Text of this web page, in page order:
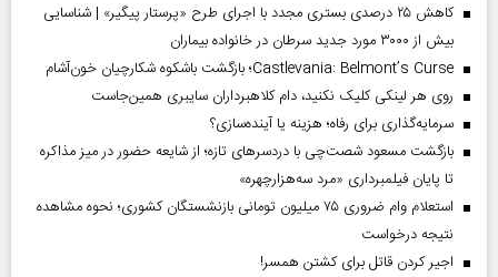
کاهش ۲۵ درصدی بستری مجدد با اجرای طرح «پرستار پیگیر» | شناسایی
بیش از ۳۰۰۰ مورد جدید سرطان در خانواده بیماران
Castlevania: Belmont’s Curse؛ بازگشت باشکوه شکارچیان خون‌آشام
روی هر لینکی کلیک نکنید، دام کلاهبرداران سایبری همین‌جاست
سرمایه‌گذاری برای رفاه؛ هزینه یا آینده‌سازی؟
بازگشت مسعود شصت‌چی با دردسر‌های تازه؛ از شایعه حضور در میز مذاکره
تا پایان فیلمبرداری «مرد سه‌هزارچهره»
استعلام وام ضروری ۷۵ میلیون تومانی بازنشستگان کشوری؛ نحوه مشاهده
نتیجه درخواست
اجیر کردن قاتل برای کشتن همسر!